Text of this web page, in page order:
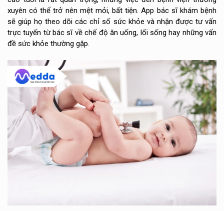
xuyên có thể trở nên mệt mỏi, bất tiện. App bác sĩ khám bệnh
sẽ giúp họ theo dõi các chỉ số sức khỏe và nhận được tư vấn
trực tuyến từ bác sĩ về chế độ ăn uống, lối sống hay những vấn
đề sức khỏe thường gặp.